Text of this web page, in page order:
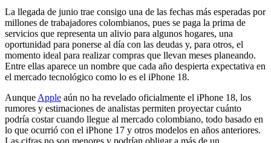
La llegada de junio trae consigo una de las fechas más esperadas por
millones de trabajadores colombianos, pues se paga la prima de
servicios que representa un alivio para algunos hogares, una
oportunidad para ponerse al día con las deudas y, para otros, el
momento ideal para realizar compras que llevan meses planeando.
Entre ellas aparece un nombre que cada año despierta expectativa en
el mercado tecnológico como lo es el iPhone 18.
Aunque Apple aún no ha revelado oficialmente el iPhone 18, los
rumores y estimaciones de analistas permiten proyectar cuánto
podría costar cuando llegue al mercado colombiano, todo basado en
lo que ocurrió con el iPhone 17 y otros modelos en años anteriores.
Las cifras no son menores y podrían obligar a más de un